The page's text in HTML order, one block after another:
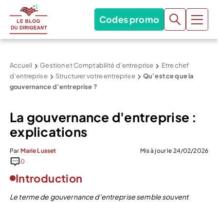
Codes promo
Accueil Gestion et Comptabilité d’entreprise
Etre chef
d’entreprise
Structurer votre entreprise
Qu’est ce que la
gouvernance d’entreprise ?
La gouvernance d'entreprise :
explications
Par Marie Lusset
Mis à jour le 24/02/2026
0
Introduction
Le terme de gouvernance d’entreprise semble souvent